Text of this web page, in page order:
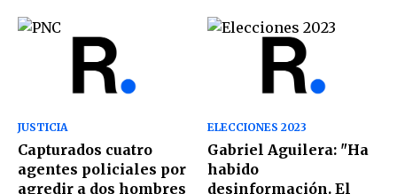
JUSTICIA
Capturados cuatro
agentes policiales por
agredir a dos hombres
ELECCIONES 2023
Gabriel Aguilera: "Ha
habido
desinformación. El